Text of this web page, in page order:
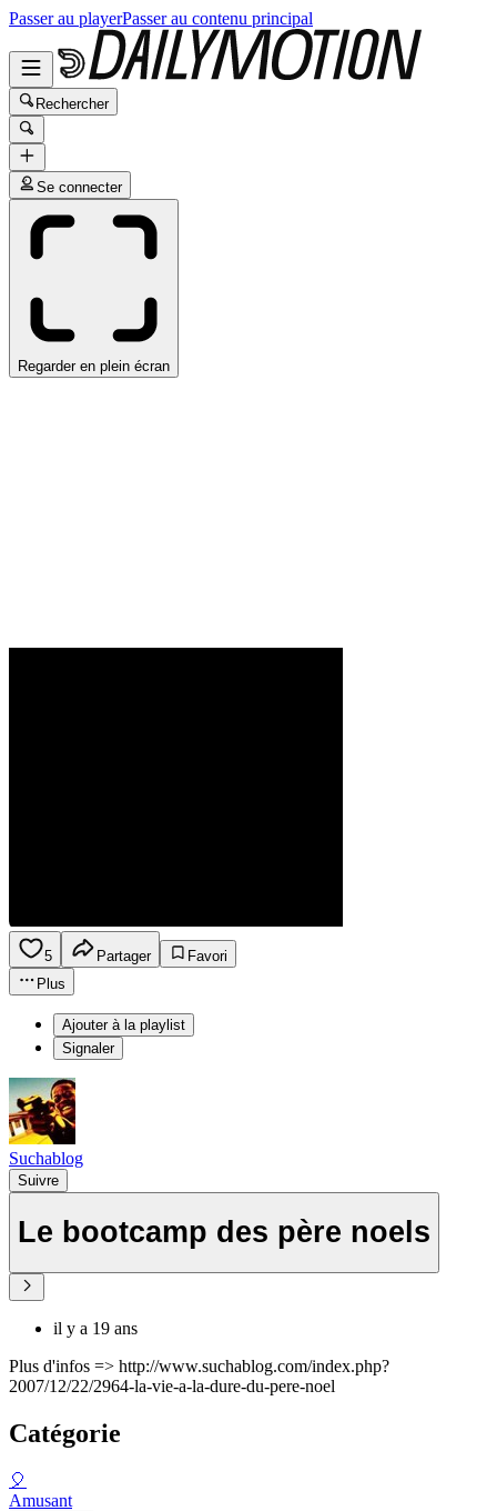
Passer au playerPasser au contenu principal
Rechercher
Se connecter
Regarder en plein écran
5 Partager
Favori
Plus
Ajouter à la playlist
Signaler
Suchablog
Suivre
Le bootcamp des père noels
il y a 19 ans
Plus d'infos => http://www.suchablog.com/index.php?
2007/12/22/2964-la-vie-a-la-dure-du-pere-noel
Catégorie
🎈
Amusant